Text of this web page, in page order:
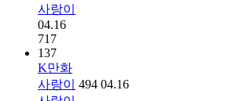
사랑이
04.16
717
137
K만화
사랑이
494 04.16